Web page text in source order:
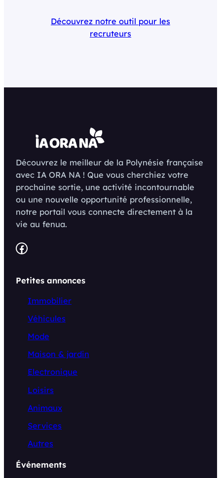
Découvrez notre outil pour les
recruteurs
Découvrez le meilleur de la Polynésie française
avec IA ORA NA ! Que vous cherchiez votre
prochaine sortie, une activité incontournable
ou une nouvelle opportunité professionnelle,
notre portail vous connecte directement à la
vie au fenua.
Facebook
Petites annonces
Immobilier
Véhicules
Mode
Maison & jardin
Electronique
Loisirs
Animaux
Services
Autres
Événements